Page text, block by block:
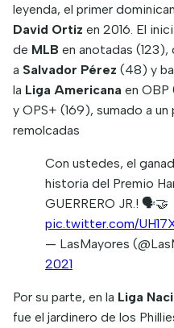
leyenda, el primer
David Ortiz en 2016. El
de MLB en anotadas (123),
a Salvador Pérez (48) y
la Liga Americana en OBP
y OPS+ (169), sumado a un
remolcadas
Con ustedes, el
historia del Premio
GUERRERO JR.! 🗣🤝
pic.twitter.com/
— LasMayores
2021
Por su parte, en la Liga
fue el jardinero de los